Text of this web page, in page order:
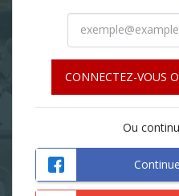
CONNECTEZ-VOUS
Ou